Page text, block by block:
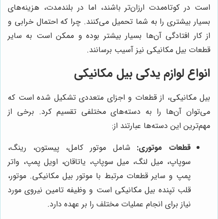
است در کوتاه‌مدت ارزان‌تر باشند، اما در بلندمدت، هزینه‌های
بسیار بیشتری را به شما تحمیل می‌کنند. چرا که احتمال خرابی و
از کار افتادگی آن‌ها بسیار بیشتر بوده و ممکن است به سایر
قطعات بیل مکانیکی نیز آسیب برسانند.
انواع لوازم یدکی بیل مکانیکی
بیل مکانیکی، از قطعات و اجزای متعددی تشکیل شده است که
می‌توان آن‌ها را به دسته‌های مختلفی تقسیم کرد. برخی از
مهم‌ترین این دسته‌ها عبارتند از:
قطعات موتوری: شامل موتور کامل، پیستون، رینگ،
سوپاپ، میل لنگ، میل سوپاپ، یاتاقان، اویل پمپ، واتر
پمپ و سایر قطعات مرتبط با موتور بیل مکانیکی. موتور،
قلب تپنده بیل مکانیکی است و وظیفه تامین نیروی مورد
نیاز برای انجام عملیات مختلف را بر عهده دارد.